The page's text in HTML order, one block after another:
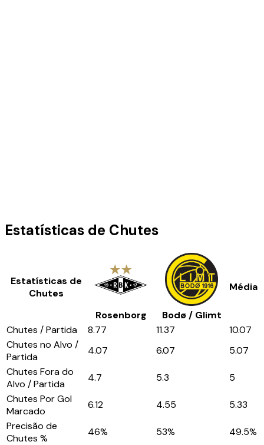
Estatísticas de Chutes
Estatísticas de
Chutes
Rosenborg
Bodø / Glimt
Média
Chutes / Partida 8.77 11.37
10.07
Chutes no Alvo /
Partida
4.07 6.07
5.07
Chutes Fora do
Alvo / Partida
4.7 5.3
5
Chutes Por Gol
Marcado
6.12 4.55
5.33
Precisão de
Chutes %
46% 53% 49.5%